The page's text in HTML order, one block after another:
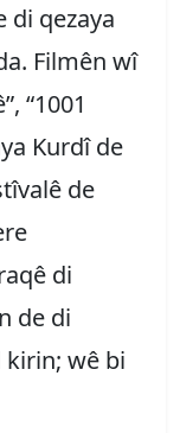
di qezaya
Filmên wî
“1001
Kurdî de
de
di
de di
kirin; wê bi